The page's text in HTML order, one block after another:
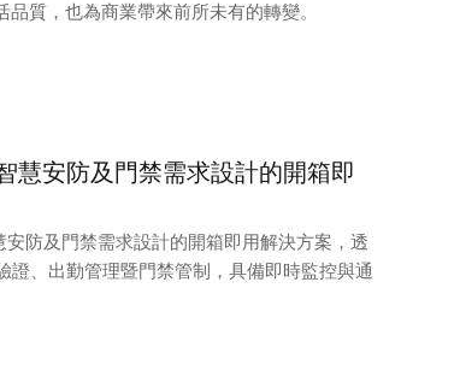
質，也為商業帶來前所未有的轉變。
慧安防及門禁需求設計的開箱即
防及門禁需求設計的開箱即用解決方案，透
證、出勤管理暨門禁管制，具備即時監控與通